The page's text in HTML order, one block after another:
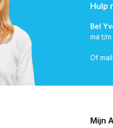
Hulp
Bel
ma t/
Of
Mijn